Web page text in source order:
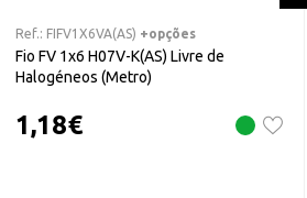
Ref.: FIFV1X6VA(AS) +opções
Fio FV 1x6 H07V-K(AS) Livre de
Halogéneos (Metro)
1,18€